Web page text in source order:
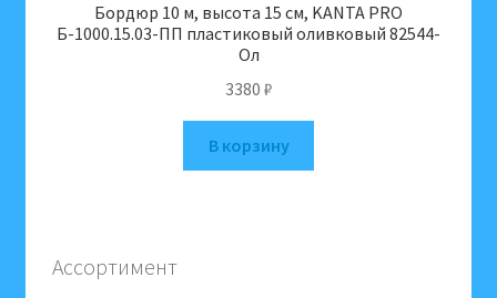
Бордюр 10 м, высота 15 см, KANTA PRO
Б-1000.15.03-ПП пластиковый оливковый 82544-
Ол
3380 ₽
В корзину
Ассортимент